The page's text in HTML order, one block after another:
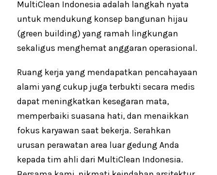
MultiClean Indonesia adalah langkah nyata
untuk mendukung konsep bangunan hijau
(green building) yang ramah lingkungan
sekaligus menghemat anggaran operasional.
Ruang kerja yang mendapatkan pencahayaan
alami yang cukup juga terbukti secara medis
dapat meningkatkan kesegaran mata,
memperbaiki suasana hati, dan menaikkan
fokus karyawan saat bekerja. Serahkan
urusan perawatan area luar gedung Anda
kepada tim ahli dari MultiClean Indonesia.